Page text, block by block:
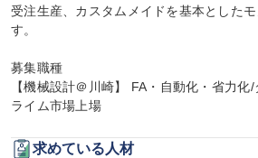
受注生産、カスタムメイドを基本とした
す。
募集職種
【機械設計＠川崎】 FA・自動化・省力
ライム市場上場
求めている人材